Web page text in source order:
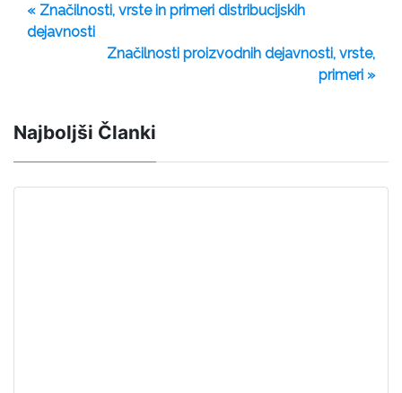
« Značilnosti, vrste in primeri distribucijskih
dejavnosti
Značilnosti proizvodnih dejavnosti, vrste,
primeri »
Najboljši Članki